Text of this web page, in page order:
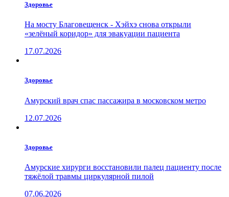
Здоровье
На мосту Благовещенск - Хэйхэ снова открыли
«зелёный коридор» для эвакуации пациента
17.07.2026
Здоровье
Амурский врач спас пассажира в московском метро
12.07.2026
Здоровье
Амурские хирурги восстановили палец пациенту после
тяжёлой травмы циркулярной пилой
07.06.2026